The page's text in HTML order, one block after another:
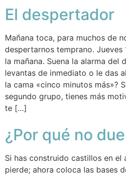
El despertador
Mañana toca, para muchos de
despertarnos temprano. Jueves
la mañana. Suena la alarma del
levantas de inmediato o le das
la cama «cinco minutos más»?
segundo grupo, tienes más
te […]
¿Por qué no
Si has construido castillos en el
pierde; ahora coloca las bases